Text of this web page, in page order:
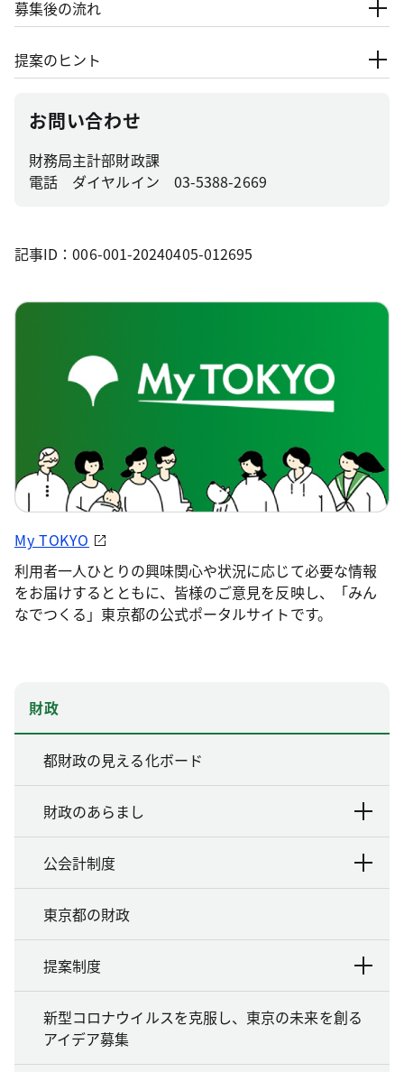
募集後の流れ
提案のヒント
お問い合わせ
財務局主計部財政課
電話 ダイヤルイン 03-5388-2669
記事ID：006-001-20240405-012695
My TOKYO
利用者一人ひとりの興味関心や状況に応じて必要な情報
をお届けするとともに、皆様のご意見を反映し、「みん
なでつくる」東京都の公式ポータルサイトです。
財政
都財政の見える化ボード
財政のあらまし
公会計制度
東京都の財政
提案制度
新型コロナウイルスを克服し、東京の未来を創る
アイデア募集